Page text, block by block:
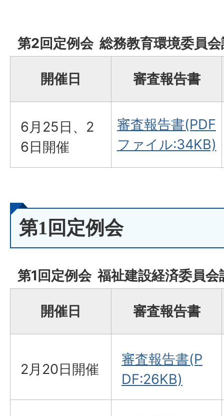
第2回定例会 総務教育環境委員
開催日 審査報告書
6月25日、2
6日開催
審査報告書(PDF
ファイル:34KB)
第1回定例会
第1回定例会 福祉建設経済委員会
開催日 審査報告書
2月20日開催
審査報告書(P
DF:26KB)